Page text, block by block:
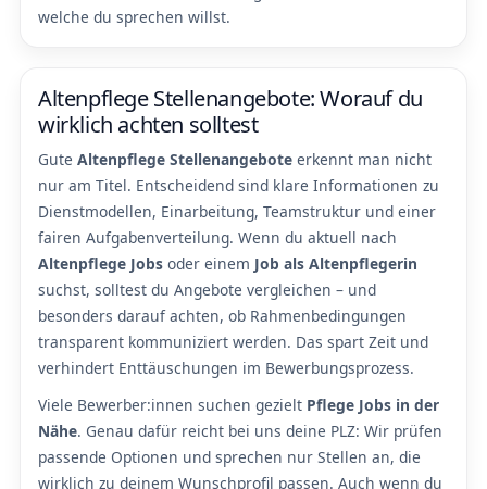
welche du sprechen willst.
Altenpflege Stellenangebote: Worauf du
wirklich achten solltest
Gute Altenpflege Stellenangebote erkennt man nicht
nur am Titel. Entscheidend sind klare Informationen zu
Dienstmodellen, Einarbeitung, Teamstruktur und einer
fairen Aufgabenverteilung. Wenn du aktuell nach
Altenpflege Jobs oder einem Job als Altenpflegerin
suchst, solltest du Angebote vergleichen – und
besonders darauf achten, ob Rahmenbedingungen
transparent kommuniziert werden. Das spart Zeit und
verhindert Enttäuschungen im Bewerbungsprozess.
Viele Bewerber:innen suchen gezielt Pflege Jobs in der
Nähe. Genau dafür reicht bei uns deine PLZ: Wir prüfen
passende Optionen und sprechen nur Stellen an, die
wirklich zu deinem Wunschprofil passen. Auch wenn du